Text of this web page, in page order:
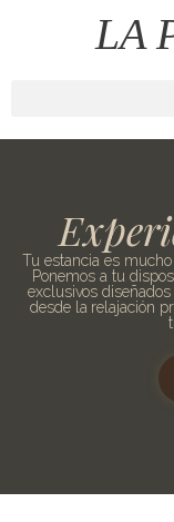
LA
Tu estancia es
Ponemos a tu
exclusivos
desde la relajación